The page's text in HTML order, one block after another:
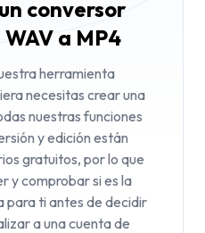
conversor
a MP4
herramienta
necesitas crear una
nuestras funciones
y edición están
gratuitos, por lo que
y comprobar si es la
para ti antes de decidir
a una cuenta de